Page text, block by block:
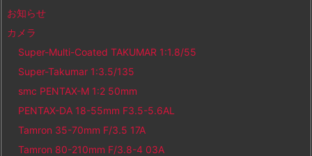
お知らせ
カメラ
Super-Multi-Coated TAKUMAR 1:1.8/55
Super-Takumar 1:3.5/135
smc PENTAX-M 1:2 50mm
PENTAX-DA 18-55mm F3.5-5.6AL
Tamron 35-70mm F/3.5 17A
Tamron 80-210mm F/3.8-4 03A